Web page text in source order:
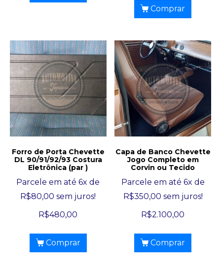
Comprar
Forro de Porta Chevette
DL 90/91/92/93 Costura
Eletrônica (par )
Parcele em até 6x de
R$80,00 sem juros!
R$480,00
Comprar
Capa de Banco Chevette
Jogo Completo em
Corvin ou Tecido
Parcele em até 6x de
R$350,00 sem juros!
R$2.100,00
Comprar